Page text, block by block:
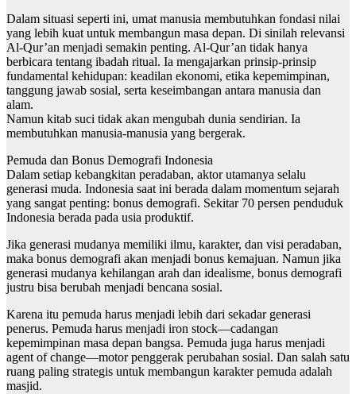
Dalam situasi seperti ini, umat manusia membutuhkan fondasi nilai
yang lebih kuat untuk membangun masa depan. Di sinilah relevansi
Al-Qur’an menjadi semakin penting. Al-Qur’an tidak hanya
berbicara tentang ibadah ritual. Ia mengajarkan prinsip-prinsip
fundamental kehidupan: keadilan ekonomi, etika kepemimpinan,
tanggung jawab sosial, serta keseimbangan antara manusia dan
alam.
Namun kitab suci tidak akan mengubah dunia sendirian. Ia
membutuhkan manusia-manusia yang bergerak.
Pemuda dan Bonus Demografi Indonesia
Dalam setiap kebangkitan peradaban, aktor utamanya selalu
generasi muda. Indonesia saat ini berada dalam momentum sejarah
yang sangat penting: bonus demografi. Sekitar 70 persen penduduk
Indonesia berada pada usia produktif.
Jika generasi mudanya memiliki ilmu, karakter, dan visi peradaban,
maka bonus demografi akan menjadi bonus kemajuan. Namun jika
generasi mudanya kehilangan arah dan idealisme, bonus demografi
justru bisa berubah menjadi bencana sosial.
Karena itu pemuda harus menjadi lebih dari sekadar generasi
penerus. Pemuda harus menjadi iron stock—cadangan
kepemimpinan masa depan bangsa. Pemuda juga harus menjadi
agent of change—motor penggerak perubahan sosial. Dan salah satu
ruang paling strategis untuk membangun karakter pemuda adalah
masjid.